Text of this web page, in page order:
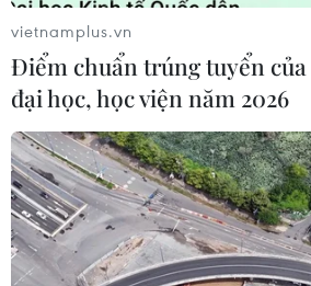
trưởng xanh”
09/08/2026 08:59
Các khoản hoàn thuế tác động tích
cực đến kết quả kinh doanh của
doanh nghiệp Mỹ
09/08/2026 04:35
Việt Nam là điểm đến hấp dẫn với
vietnamplus.vn
Điểm chuẩn trúng tuyển
đại học, học viện năm 2026